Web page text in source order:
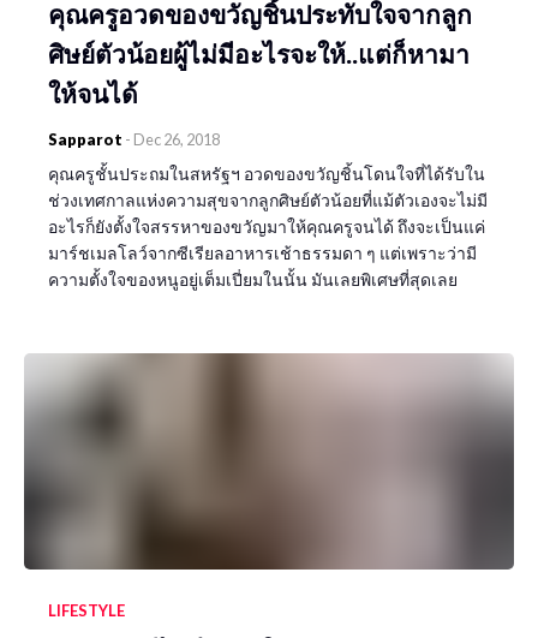
คุณครูอวดของขวัญชิ้นประทับใจจากลูก
ศิษย์ตัวน้อยผู้ไม่มีอะไรจะให้..แต่ก็หามา
ให้จนได้
Sapparot - Dec 26, 2018
คุณครูชั้นประถมในสหรัฐฯ อวดของขวัญชิ้นโดนใจที่ได้รับใน
ช่วงเทศกาลแห่งความสุขจากลูกศิษย์ตัวน้อยที่แม้ตัวเองจะไม่มี
อะไรก็ยังตั้งใจสรรหาของขวัญมาให้คุณครูจนได้ ถึงจะเป็นแค่
มาร์ชเมลโลว์จากซีเรียลอาหารเช้าธรรมดา ๆ แต่เพราะว่ามี
ความตั้งใจของหนูอยู่เต็มเปี่ยมในนั้น มันเลยพิเศษที่สุดเลย
LIFESTYLE